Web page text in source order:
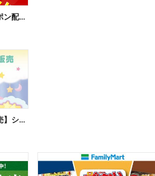
【おトク】お店で使えるクーポン配信中
【ファミマオンライン先行販売】シルバニアファミリー